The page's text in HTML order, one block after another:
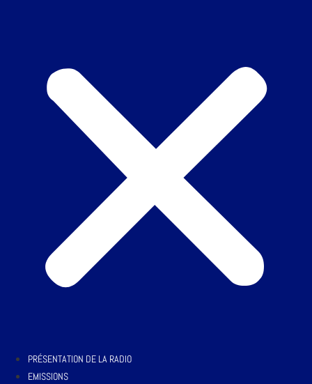
PRÉSENTATION DE LA RADIO
EMISSIONS